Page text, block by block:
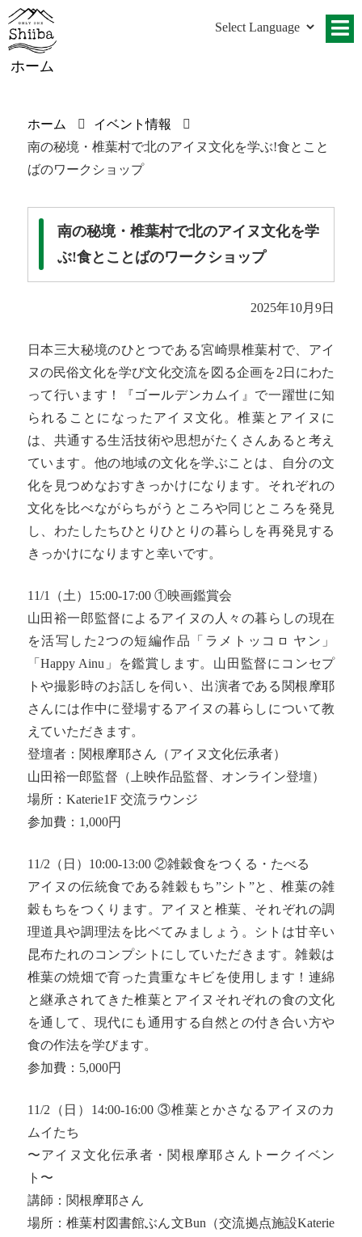
ホーム
ホーム
イベント情報
南の秘境・椎葉村で北のアイヌ文化を学ぶ!食とこと
ばのワークショップ
南の秘境・椎葉村で北のアイヌ文化を学
ぶ!食とことばのワークショップ
2025年10月9日
日本三大秘境のひとつである宮崎県椎葉村で、アイ
ヌの民俗文化を学び文化交流を図る企画を2日にわた
って行います！『ゴールデンカムイ』で一躍世に知
られることになったアイヌ文化。椎葉とアイヌに
は、共通する生活技術や思想がたくさんあると考え
ています。他の地域の文化を学ぶことは、自分の文
化を見つめなおすきっかけになります。それぞれの
文化を比べながらちがうところや同じところを発見
し、わたしたちひとりひとりの暮らしを再発見する
きっかけになりますと幸いです。
11/1（土）15:00-17:00 ①映画鑑賞会
山田裕一郎監督によるアイヌの人々の暮らしの現在
を活写した2つの短編作品「ラメトッコㇿ ヤン」
「Happy Ainu」を鑑賞します。山田監督にコンセプ
トや撮影時のお話しを伺い、出演者である関根摩耶
さんには作中に登場するアイヌの暮らしについて教
えていただきます。
登壇者：関根摩耶さん（アイヌ文化伝承者）
山田裕一郎監督（上映作品監督、オンライン登壇）
場所：Katerie1F 交流ラウンジ
参加費：1,000円
11/2（日）10:00-13:00 ②雑穀食をつくる・たべる
アイヌの伝統食である雑穀もち”シト”と、椎葉の雑
穀もちをつくります。アイヌと椎葉、それぞれの調
理道具や調理法を比ベてみましょう。シトは甘辛い
昆布たれのコンプシトにしていただきます。雑穀は
椎葉の焼畑で育った貴重なキビを使用します！連綿
と継承されてきた椎葉とアイヌそれぞれの食の文化
を通して、現代にも通用する自然との付き合い方や
食の作法を学びます。
参加費：5,000円
11/2（日）14:00-16:00 ③椎葉とかさなるアイヌのカ
ムイたち
〜アイヌ文化伝承者・関根摩耶さんトークイベン
ト〜
講師：関根摩耶さん
場所：椎葉村図書館ぶん文Bun（交流拠点施設Katerie